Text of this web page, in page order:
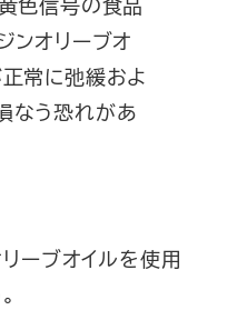
ンオリーブオ
常に弛緩およ
なう恐れがあ
ーブオイルを使用